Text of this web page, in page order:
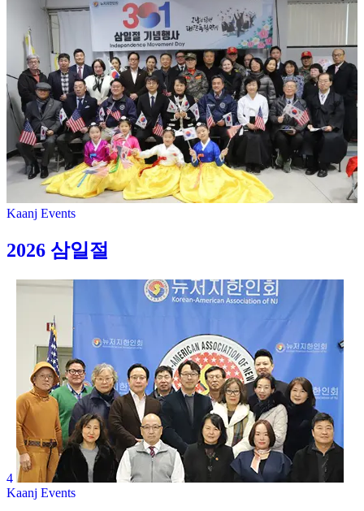
Kaanj Events
2026 삼일절
4
Kaanj Events